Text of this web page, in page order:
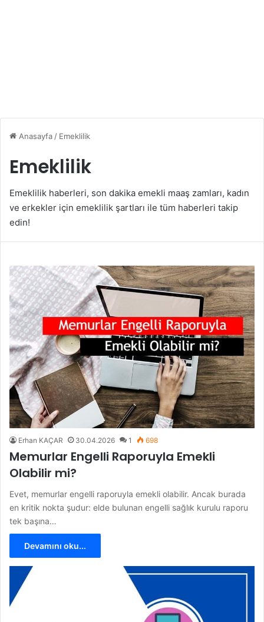
Anasayfa / Emeklilik
Emeklilik
Emeklilik haberleri, son dakika emekli maaş zamları, kadın
ve erkekler için emeklilik şartları ile tüm haberleri takip
edin!
Erhan KAÇAR 30.04.2026 1 698
Memurlar Engelli Raporuyla Emekli
Olabilir mi?
Evet, memurlar engelli raporuyla emekli olabilir. Ancak burada
en kritik nokta şudur: elde bulunan engelli sağlık kurulu raporu
tek başına…
Devamını oku...